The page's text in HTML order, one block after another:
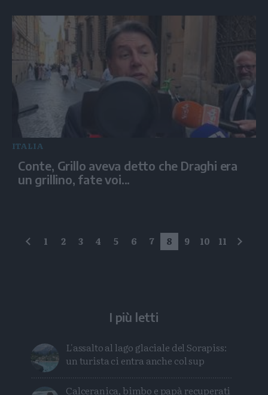
ITALIA
Conte, Grillo aveva detto che Draghi era
un grillino, fate voi...
precedente
1 2 3 4 5 6 7 8 9 10 11
I più letti
L'assalto al lago glaciale del Sorapiss:
un turista ci entra anche col sup
Calceranica, bimbo e papà recuperati